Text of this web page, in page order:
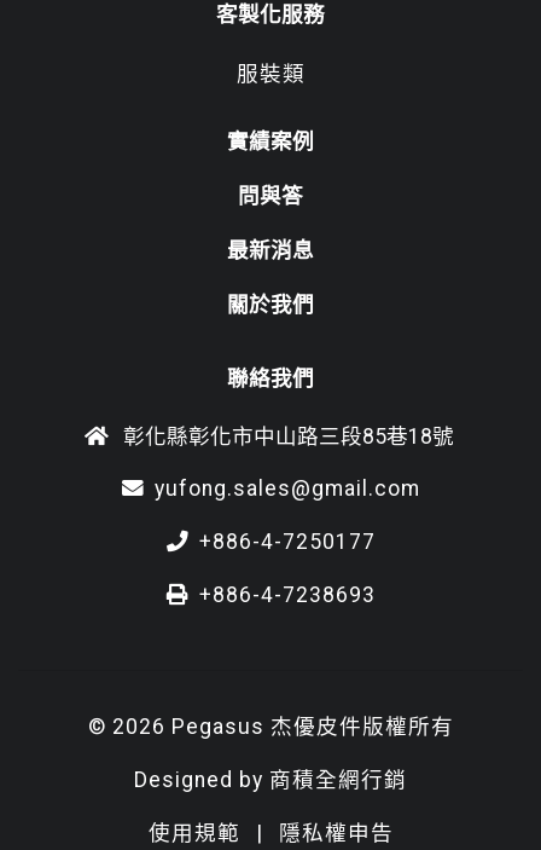
客製化服務
服裝類
實績案例
問與答
最新消息
關於我們
聯絡我們
彰化縣彰化市中山路三段85巷18號
yufong.sales@gmail.com
+886-4-7250177
+886-4-7238693
© 2026 Pegasus 杰優皮件版權所有
Designed by 商積全網行銷
使用規範 | 隱私權申告